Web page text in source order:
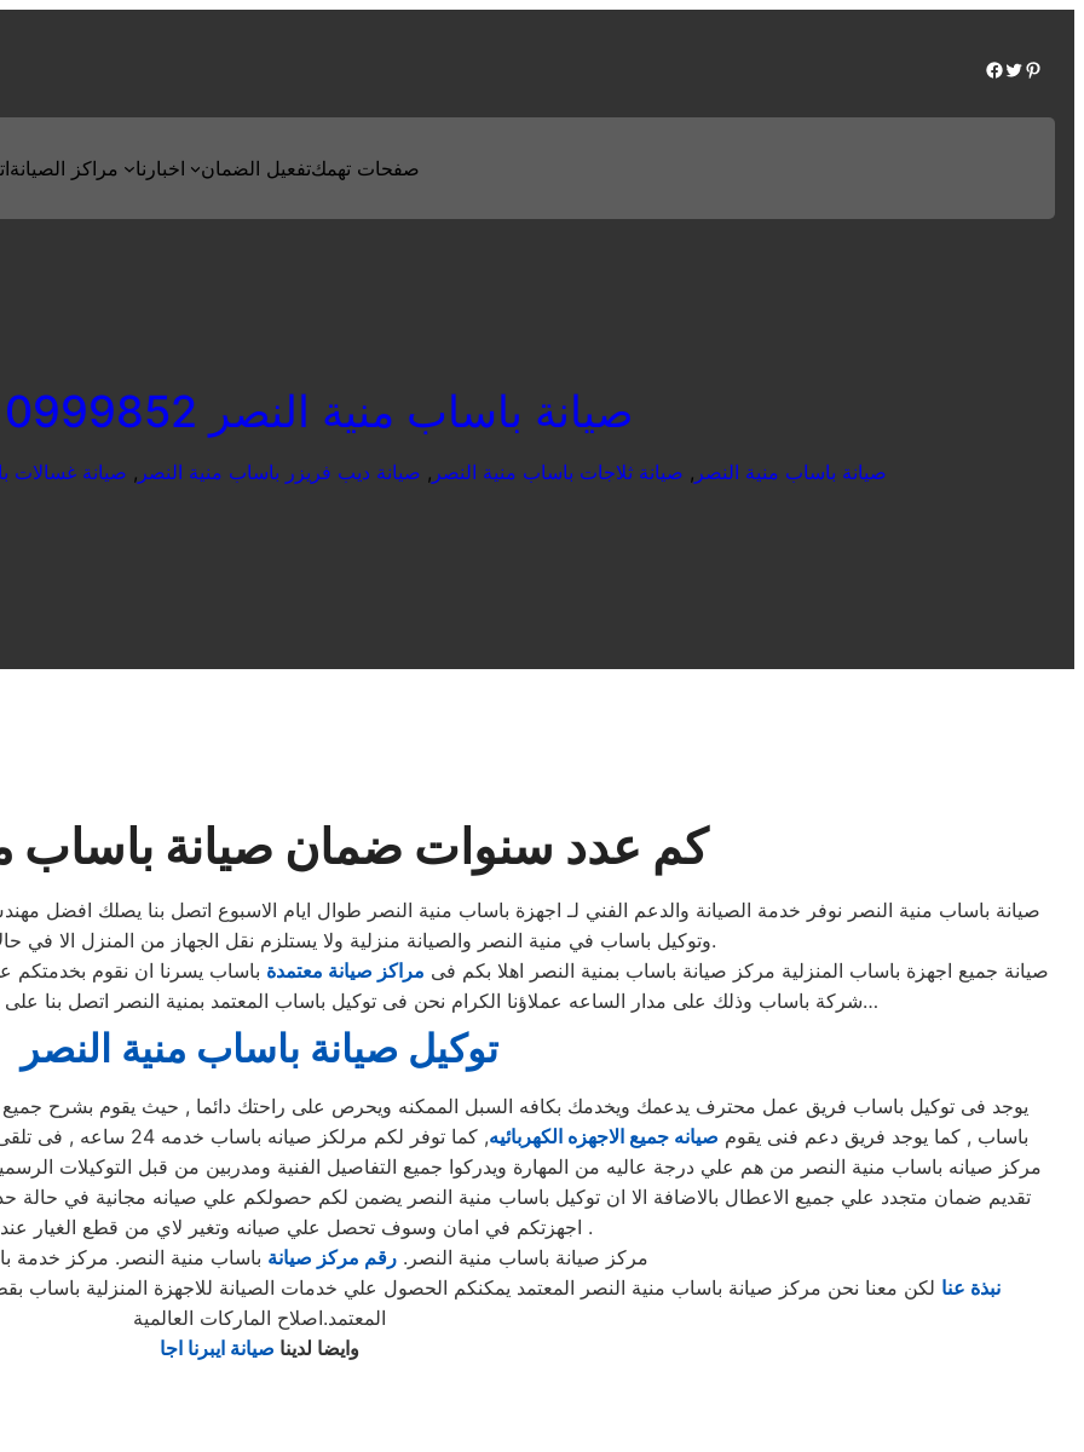
Facebook Twitter Pinterest
مراكز الصيانة اخبارنا تفعيل الضمانصفحات تهمك
صيانة باساب منية النصر 01210999852
صيانة باساب منية النصر , صيانة ثلاجات باساب منية النصر , صيانة ديب فريزر باساب منية النصر , صيانة غسالات
كم عدد سنوات ضمان صيانة باساب
صيانة باساب منية النصر نوفر خدمة الصيانة والدعم الفني لـ اجهزة باساب منية النصر طوال ايام الاسبوع اتصل بنا يصلك
وتوكيل باساب في منية النصر والصيانة منزلية ولا يستلزم نقل الجهاز من المنزل الا في حالات نادرة او اعطال كبيرة.
صيانة جميع اجهزة باساب المنزلية مركز صيانة باساب بمنية النصر اهلا بكم فى مراكز صيانة معتمدة باساب يسرنا ان نقوم بخدمتكم
شركة باساب وذلك على مدار الساعه عملاؤنا الكرام نحن فى توكيل باساب المعتمد بمنية النصر اتصل بنا على الخط الساخن لصيانة غسالات باساب اتصل بنا…
توكيل صيانة باساب منية النصر
يوجد فى توكيل باساب فريق عمل محترف يدعمك ويخدمك بكافه السبل الممكنه ويحرص على راحتك دائما , حيث يقوم بشرح جميع
باساب , كما يوجد فريق دعم فنى يقوم صيانه جميع الاجهزه الكهربائيه
, كما توفر لكم مرلكز
مركز صيانه باساب منية النصر من هم علي درجة عاليه من المهارة ويدركوا جميع التفاصيل الفنية ومدربين من قبل التوكيلات
تقديم ضمان متجدد علي جميع الاعطال بالاضافة الا ان توكيل باساب منية النصر يضمن لكم حصولكم علي صيانه مجانية في حالة
اجهزتكم في امان وسوف تحصل علي صيانه وتغير لاي من قطع الغيار عند الضرورة .
مركز صيانة باساب منية النصر. رقم مركز صيانة باساب منية النصر. مركز خدمة
نبذة عنا لكن معنا نحن مركز صيانة باساب منية النصر المعتمد يمكنكم الحصول علي خدمات الصيانة للاجهزة المنزلية
المعتمد.اصلاح الماركات العالمية
وايضا لدينا صيانة ايبرنا اجا